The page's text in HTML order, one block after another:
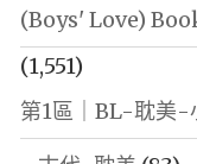
(Boys' Love)
(1,551)
第1區｜BL-耽美-